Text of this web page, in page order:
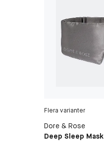
Flera varianter
Dore & Rose
Deep Sleep Mask